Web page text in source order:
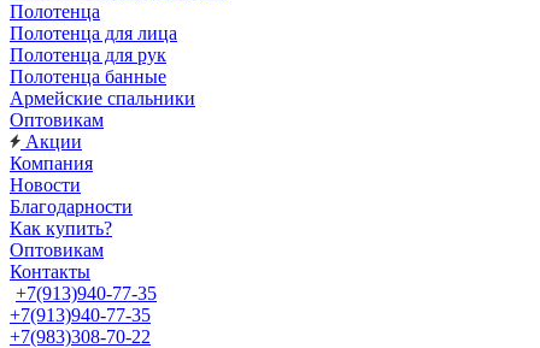
Полотенца
Полотенца для лица
Полотенца для рук
Полотенца банные
Армейские спальники
Оптовикам
Акции
Компания
Новости
Благодарности
Как купить?
Оптовикам
Контакты
+7(913)940-77-35
+7(913)940-77-35
+7(983)308-70-22